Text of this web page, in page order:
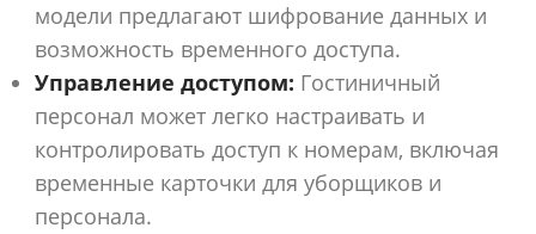
модели предлагают шифрование данных и
возможность временного доступа.
Управление доступом: Гостиничный
персонал может легко настраивать и
контролировать доступ к номерам, включая
временные карточки для уборщиков и
персонала.